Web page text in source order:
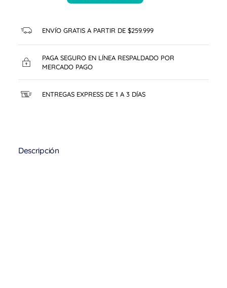
ENVÍO GRATIS A PARTIR DE $259.999
PAGA SEGURO EN LÍNEA RESPALDADO POR
MERCADO PAGO
ENTREGAS EXPRESS DE 1 A 3 DÍAS
Descripción